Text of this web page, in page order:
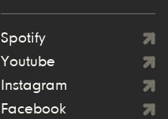
Spotify
Youtube
Instagram
Facebook